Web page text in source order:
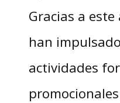
Gracias a
han
actividades